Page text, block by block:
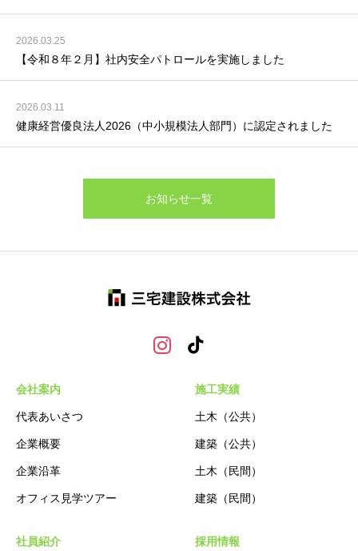
2026.03.25
【令和８年２月】社内安全パトロールを実施しました
2026.03.11
健康経営優良法人2026（中小規模法人部門）に認定されました
お知らせ一覧
会社案内
代表あいさつ
企業概要
企業沿革
オフィス見学ツアー
施工実績
土木（公共）
建築（公共）
土木（民間）
建築（民間）
社員紹介 採用情報